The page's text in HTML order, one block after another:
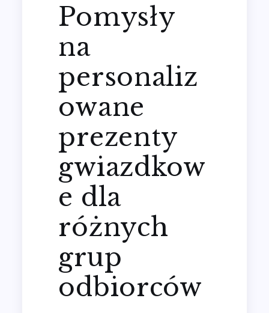
Pomysły
na
personaliz
owane
prezenty
gwiazdkow
e dla
różnych
grup
odbiorców